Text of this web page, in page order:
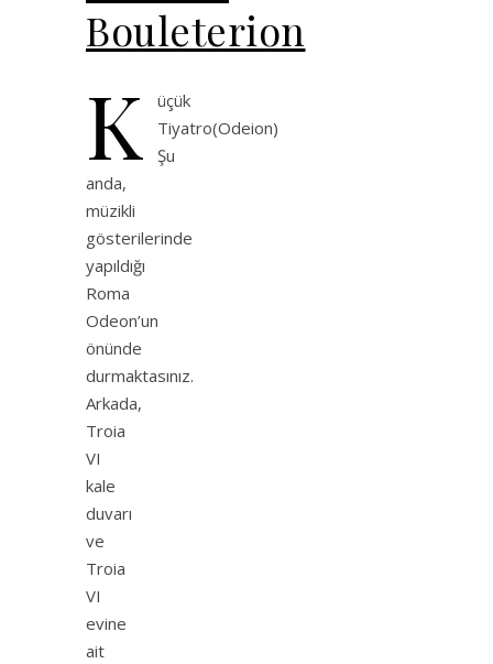
Bouleterion
K
üçük
Tiyatro(Odeion)
Şu
anda,
müzikli
gösterilerinde
yapıldığı
Roma
Odeon’un
önünde
durmaktasınız.
Arkada,
Troia
VI
kale
duvarı
ve
Troia
VI
evine
ait